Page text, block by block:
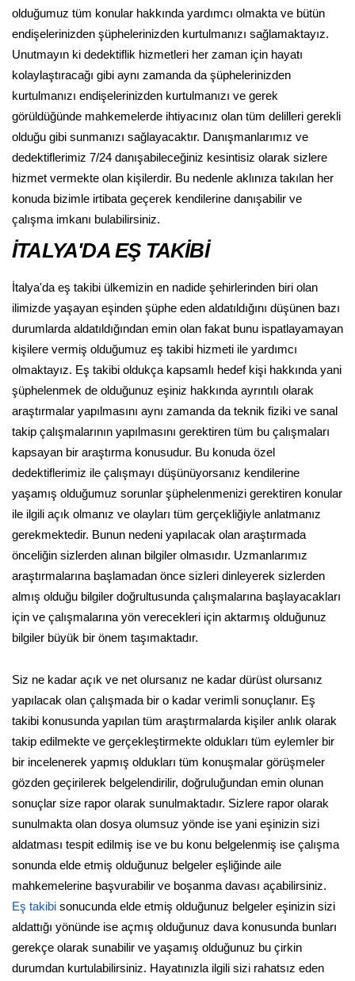
olduğumuz tüm konular hakkında yardımcı olmakta ve bütün
endişelerinizden şüphelerinizden kurtulmanızı sağlamaktayız.
Unutmayın ki dedektiflik hizmetleri her zaman için hayatı
kolaylaştıracağı gibi aynı zamanda da şüphelerinizden
kurtulmanızı endişelerinizden kurtulmanızı ve gerek
görüldüğünde mahkemelerde ihtiyacınız olan tüm delilleri gerekli
olduğu gibi sunmanızı sağlayacaktır. Danışmanlarımız ve
dedektiflerimiz 7/24 danışabileceğiniz kesintisiz olarak sizlere
hizmet vermekte olan kişilerdir. Bu nedenle aklınıza takılan her
konuda bizimle irtibata geçerek kendilerine danışabilir ve
çalışma imkanı bulabilirsiniz.
İTALYA'DA EŞ TAKİBİ
İtalya'da eş takibi ülkemizin en nadide şehirlerinden biri olan
ilimizde yaşayan eşinden şüphe eden aldatıldığını düşünen bazı
durumlarda aldatıldığından emin olan fakat bunu ispatlayamayan
kişilere vermiş olduğumuz eş takibi hizmeti ile yardımcı
olmaktayız. Eş takibi oldukça kapsamlı hedef kişi hakkında yani
şüphelenmek de olduğunuz eşiniz hakkında ayrıntılı olarak
araştırmalar yapılmasını aynı zamanda da teknik fiziki ve sanal
takip çalışmalarının yapılmasını gerektiren tüm bu çalışmaları
kapsayan bir araştırma konusudur. Bu konuda özel
dedektiflerimiz ile çalışmayı düşünüyorsanız kendilerine
yaşamış olduğumuz sorunlar şüphelenmenizi gerektiren konular
ile ilgili açık olmanız ve olayları tüm gerçekliğiyle anlatmanız
gerekmektedir. Bunun nedeni yapılacak olan araştırmada
önceliğin sizlerden alınan bilgiler olmasıdır. Uzmanlarımız
araştırmalarına başlamadan önce sizleri dinleyerek sizlerden
almış olduğu bilgiler doğrultusunda çalışmalarına başlayacakları
için ve çalışmalarına yön verecekleri için aktarmış olduğunuz
bilgiler büyük bir önem taşımaktadır.
Siz ne kadar açık ve net olursanız ne kadar dürüst olursanız
yapılacak olan çalışmada bir o kadar verimli sonuçlanır. Eş
takibi konusunda yapılan tüm araştırmalarda kişiler anlık olarak
takip edilmekte ve gerçekleştirmekte oldukları tüm eylemler bir
bir incelenerek yapmış oldukları tüm konuşmalar görüşmeler
gözden geçirilerek belgelendirilir, doğruluğundan emin olunan
sonuçlar size rapor olarak sunulmaktadır. Sizlere rapor olarak
sunulmakta olan dosya olumsuz yönde ise yani eşinizin sizi
aldatması tespit edilmiş ise ve bu konu belgelenmiş ise çalışma
sonunda elde etmiş olduğunuz belgeler eşliğinde aile
mahkemelerine başvurabilir ve boşanma davası açabilirsiniz.
Eş takibi sonucunda elde etmiş olduğunuz belgeler eşinizin sizi
aldattığı yönünde ise açmış olduğunuz dava konusunda bunları
gerekçe olarak sunabilir ve yaşamış olduğunuz bu çirkin
durumdan kurtulabilirsiniz. Hayatınızla ilgili sizi rahatsız eden